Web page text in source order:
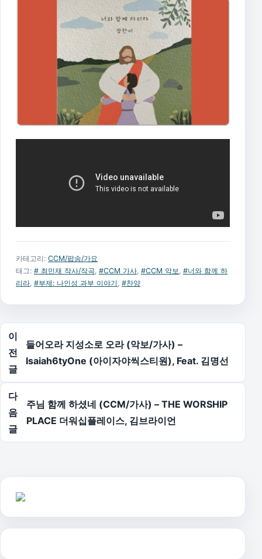
카테고리: CCM/팝송/가요
태그: # 최민재 작사/작곡 #CCM 가사 #CCM 악보 #너와 함께 하
리라 #부제: 나인성 과부 이야기 #찬양
글 탐색
이
전
글
들어오라 지성소로 오라 (악보/가사) –
Isaiah6tyOne (아이자야씩스티원), Feat. 김명선
다
음
글
주님 함께 하셨네 (CCM/가사) – THE WORSHIP
PLACE 더워십플레이스, 김브라이언